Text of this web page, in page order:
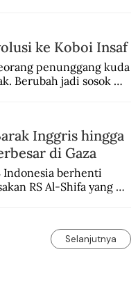
ke Koboi Insaf
penunggang kuda
Berubah jadi sosok
Inggris hingga
di Gaza
Indonesia berhenti
RS Al-Shifa yang
Selanjutnya